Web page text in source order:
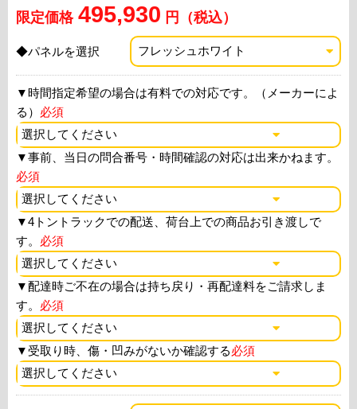
限定価格 495,930 円（税込）
◆パネルを選択
▼時間指定希望の場合は有料での対応です。（メーカーによ
る） 必須
▼事前、当日の問合番号・時間確認の対応は出来かねます。
必須
▼4トントラックでの配送、荷台上での商品お引き渡しで
す。 必須
▼配達時ご不在の場合は持ち戻り・再配達料をご請求しま
す。 必須
▼ 受取り時、傷・凹みがないか確認する必須